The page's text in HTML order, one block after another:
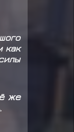
как
же